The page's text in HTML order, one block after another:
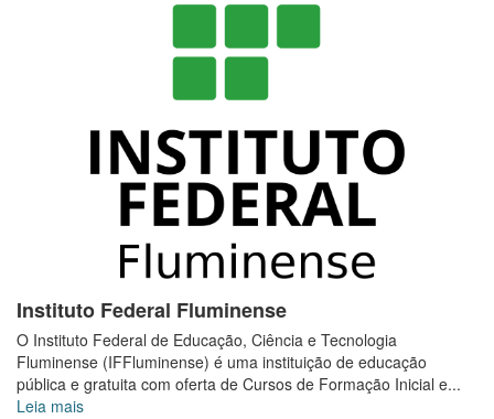
Instituto Federal Fluminense
O Instituto Federal de Educação, Ciência e Tecnologia
Fluminense (IFFluminense) é uma instituição de educação
pública e gratuita com oferta de Cursos de Formação Inicial e...
Leia mais